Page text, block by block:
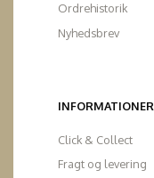
Ordrehistorik
Nyhedsbrev
INFORMATIONER
Click & Collect
Fragt og levering